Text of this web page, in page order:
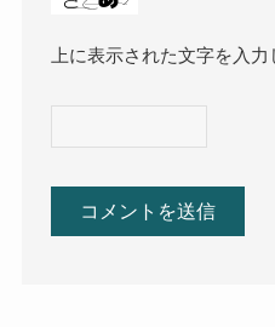
上に表示された文字を入力